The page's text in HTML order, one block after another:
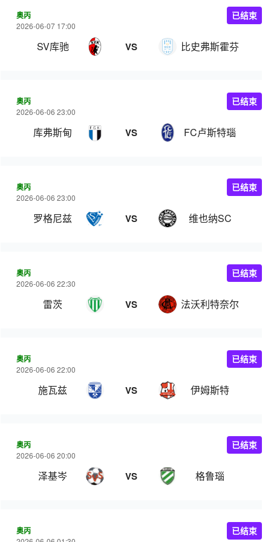
奥丙
2026-06-07 17:00
SV库驰 VS 比史弗斯霍芬
已结束
奥丙
2026-06-06 23:00
库弗斯甸 VS FC卢斯特瑙
已结束
奥丙
2026-06-06 23:00
罗格尼兹 VS 维也纳SC
已结束
奥丙
2026-06-06 22:30
雷茨 VS 法沃利特奈尔
已结束
奥丙
2026-06-06 22:00
施瓦兹 VS 伊姆斯特
已结束
奥丙
2026-06-06 20:00
泽基岑 VS 格鲁瑙
已结束
奥丙 已结束